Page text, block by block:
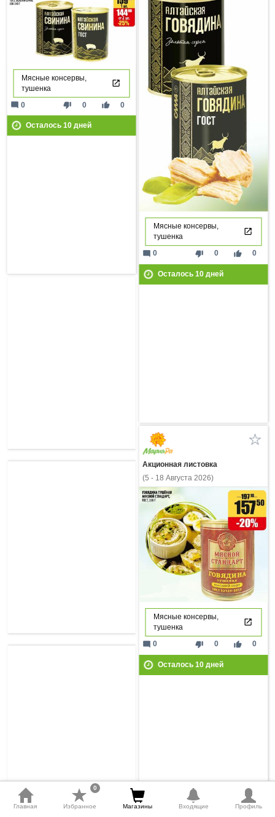
Мясные консервы,
тушенка
thumb_down 0 thumb_up 0
mode_comment 0
Осталось 10дней
Мясные консервы,
тушенка
thumb_down 0 thumb_up 0
mode_comment 0
Осталось 10дней
Акционная листовка
(5 - 18 Августа 2026)
Мясные консервы,
тушенка
thumb_down 0 thumb_up 0
mode_comment 0
Осталось 10дней
Главная Избранное
0
Магазины Входящие Профиль